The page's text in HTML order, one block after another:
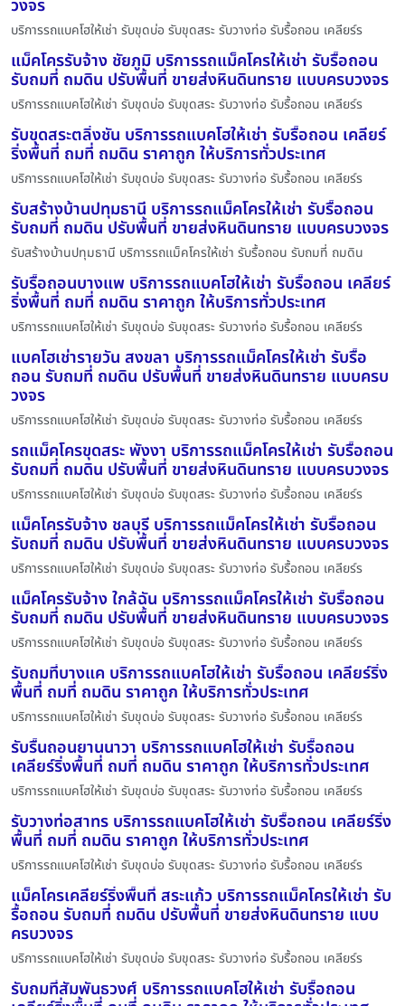
วงจร
บริการรถแบคโฮให้เช่า รับขุดบ่อ รับขุดสระ รับวางท่อ รับรื้อถอน เคลียร์ร
แม็คโครรับจ้าง ชัยภูมิ บริการรถแม็คโครให้เช่า รับรื้อถอน
รับถมที่ ถมดิน ปรับพื้นที่ ขายส่งหินดินทราย แบบครบวงจร
บริการรถแบคโฮให้เช่า รับขุดบ่อ รับขุดสระ รับวางท่อ รับรื้อถอน เคลียร์ร
รับขุดสระตลิ่งชัน บริการรถแบคโฮให้เช่า รับรื้อถอน เคลียร์
ริ่งพื้นที่ ถมที่ ถมดิน ราคาถูก ให้บริการทั่วประเทศ
บริการรถแบคโฮให้เช่า รับขุดบ่อ รับขุดสระ รับวางท่อ รับรื้อถอน เคลียร์ร
รับสร้างบ้านปทุมธานี บริการรถแม็คโครให้เช่า รับรื้อถอน
รับถมที่ ถมดิน ปรับพื้นที่ ขายส่งหินดินทราย แบบครบวงจร
รับสร้างบ้านปทุมธานี บริการรถแม็คโครให้เช่า รับรื้อถอน รับถมที่ ถมดิน
รับรื้อถอนบางแพ บริการรถแบคโฮให้เช่า รับรื้อถอน เคลียร์
ริ่งพื้นที่ ถมที่ ถมดิน ราคาถูก ให้บริการทั่วประเทศ
บริการรถแบคโฮให้เช่า รับขุดบ่อ รับขุดสระ รับวางท่อ รับรื้อถอน เคลียร์ร
แบคโฮเช่ารายวัน สงขลา บริการรถแม็คโครให้เช่า รับรื้อ
ถอน รับถมที่ ถมดิน ปรับพื้นที่ ขายส่งหินดินทราย แบบครบ
วงจร
บริการรถแบคโฮให้เช่า รับขุดบ่อ รับขุดสระ รับวางท่อ รับรื้อถอน เคลียร์ร
รถแม็คโครขุดสระ พังงา บริการรถแม็คโครให้เช่า รับรื้อถอน
รับถมที่ ถมดิน ปรับพื้นที่ ขายส่งหินดินทราย แบบครบวงจร
บริการรถแบคโฮให้เช่า รับขุดบ่อ รับขุดสระ รับวางท่อ รับรื้อถอน เคลียร์ร
แม็คโครรับจ้าง ชลบุรี บริการรถแม็คโครให้เช่า รับรื้อถอน
รับถมที่ ถมดิน ปรับพื้นที่ ขายส่งหินดินทราย แบบครบวงจร
บริการรถแบคโฮให้เช่า รับขุดบ่อ รับขุดสระ รับวางท่อ รับรื้อถอน เคลียร์ร
แม็คโครรับจ้าง ใกล้ฉัน บริการรถแม็คโครให้เช่า รับรื้อถอน
รับถมที่ ถมดิน ปรับพื้นที่ ขายส่งหินดินทราย แบบครบวงจร
บริการรถแบคโฮให้เช่า รับขุดบ่อ รับขุดสระ รับวางท่อ รับรื้อถอน เคลียร์ร
รับถมที่บางแค บริการรถแบคโฮให้เช่า รับรื้อถอน เคลียร์ริ่ง
พื้นที่ ถมที่ ถมดิน ราคาถูก ให้บริการทั่วประเทศ
บริการรถแบคโฮให้เช่า รับขุดบ่อ รับขุดสระ รับวางท่อ รับรื้อถอน เคลียร์ร
รับรื้นถอนยานนาวา บริการรถแบคโฮให้เช่า รับรื้อถอน
เคลียร์ริ่งพื้นที่ ถมที่ ถมดิน ราคาถูก ให้บริการทั่วประเทศ
บริการรถแบคโฮให้เช่า รับขุดบ่อ รับขุดสระ รับวางท่อ รับรื้อถอน เคลียร์ร
รับวางท่อสาทร บริการรถแบคโฮให้เช่า รับรื้อถอน เคลียร์ริ่ง
พื้นที่ ถมที่ ถมดิน ราคาถูก ให้บริการทั่วประเทศ
บริการรถแบคโฮให้เช่า รับขุดบ่อ รับขุดสระ รับวางท่อ รับรื้อถอน เคลียร์ร
แม็คโครเคลียร์ริ่งพื้นที่ สระแก้ว บริการรถแม็คโครให้เช่า รับ
รื้อถอน รับถมที่ ถมดิน ปรับพื้นที่ ขายส่งหินดินทราย แบบ
ครบวงจร
บริการรถแบคโฮให้เช่า รับขุดบ่อ รับขุดสระ รับวางท่อ รับรื้อถอน เคลียร์ร
รับถมที่สัมพันธวงศ์ บริการรถแบคโฮให้เช่า รับรื้อถอน